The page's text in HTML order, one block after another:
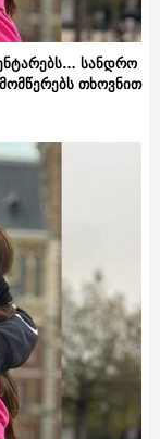
სანდრო
თხოვნით